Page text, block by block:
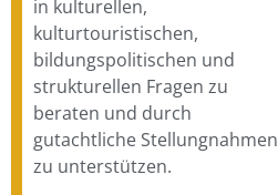
in kulturellen,
kulturtouristischen,
bildungspolitischen und
strukturellen Fragen zu
beraten und durch
gutachtliche Stellungnahmen
zu unterstützen.